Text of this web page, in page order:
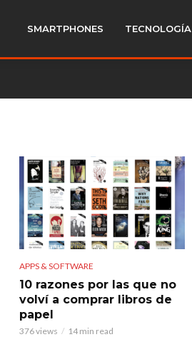
SMARTPHONES TECNOLOGÍA
APPS & SOFTWARE
10 razones por las que no
volví a comprar libros de
papel
376 views 14 min read